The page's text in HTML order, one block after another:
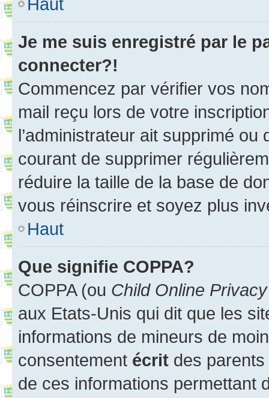
Je me suis enregistré par le
connecter?!
Commencez par vérifier vos
mail reçu lors de votre
l’administrateur ait supprimé
courant de supprimer
réduire la taille de la base de
vous réinscrire et soyez plus
Haut
Que signifie COPPA?
COPPA (ou Child Online
aux Etats-Unis qui dit que les
informations de mineurs de
consentement écrit des parents
de ces informations permettant